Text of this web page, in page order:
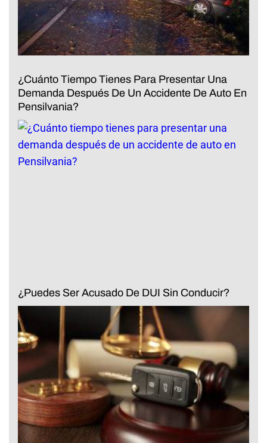
¿Cuánto Tiempo Tienes Para Presentar Una
Demanda Después De Un Accidente De Auto En
Pensilvania?
¿Puedes Ser Acusado De DUI Sin Conducir?